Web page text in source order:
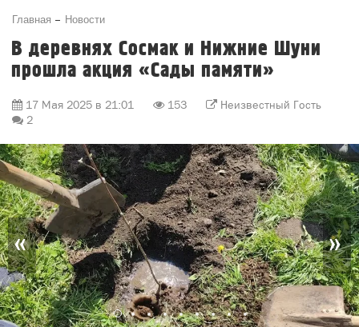
Главная Новости
В деревнях Сосмак и Нижние Шуни
прошла акция «Сады памяти»
17 Мая 2025 в 21:01 153
Неизвестный Гость
2
« »